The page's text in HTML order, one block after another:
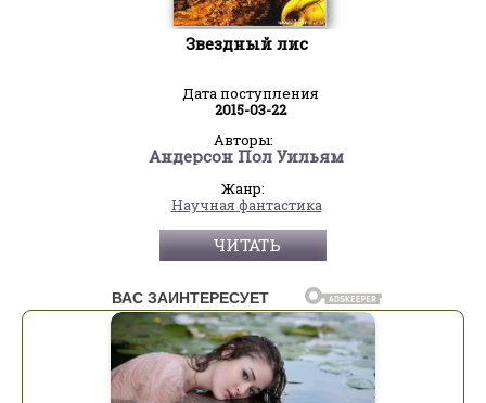
Звездный лис
Дата поступления
2015-03-22
Авторы:
Андерсон Пол Уильям
Жанр:
Научная фантастика
ЧИТАТЬ